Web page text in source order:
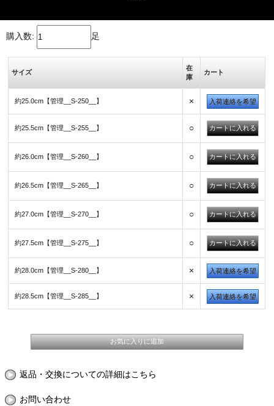
購入数: 足
サイズ
在
庫
カート
約25.0cm【管理__S-250__】 × 入荷連絡を希望
約25.5cm【管理__S-255__】 ○
約26.0cm【管理__S-260__】 ○
約26.5cm【管理__S-265__】 ○
約27.0cm【管理__S-270__】 ○
約27.5cm【管理__S-275__】 ○
約28.0cm【管理__S-280__】 × 入荷連絡を希望
約28.5cm【管理__S-285__】 × 入荷連絡を希望
返品・交換についての詳細はこちら
お問い合わせ